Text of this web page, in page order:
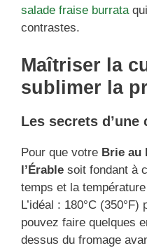
salade fraise burrata
contrastes.
Maîtriser la
sublimer la
Les secrets
Pour que votre Brie au
l’Érable soit fondant à
temps et la
L’idéal : 180°C
pouvez faire quelques
dessus du fromage